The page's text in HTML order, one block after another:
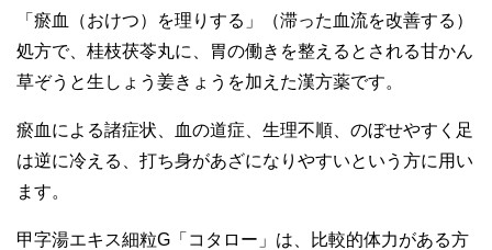
「瘀血（おけつ）を理りする」（滞った血流を改善する）
処方で、桂枝茯苓丸に、胃の働きを整えるとされる甘かん
草ぞうと生しょう姜きょうを加えた漢方薬です。
瘀血による諸症状、血の道症、生理不順、のぼせやすく足
は逆に冷える、打ち身があざになりやすいという方に用い
ます。
甲字湯エキス細粒G「コタロー」は、比較的体力がある方